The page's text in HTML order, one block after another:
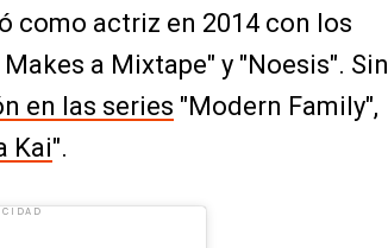
como actriz en 2014 con los
a Mixtape" y "Noesis". Sin
en las series "Modern Family",
Kai".